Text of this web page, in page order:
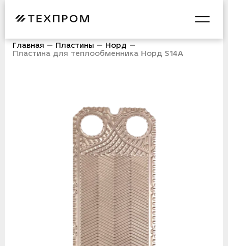
Главная Пластины
Норд
Пластина для теплообменника Норд S14A